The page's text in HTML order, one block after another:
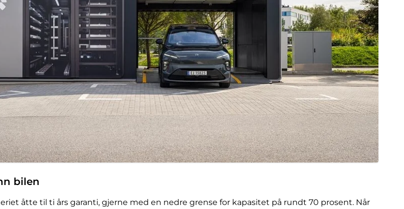
bilen
åtte til ti års garanti, gjerne med en nedre grense for kapasitet på rundt 70 prosent. Når